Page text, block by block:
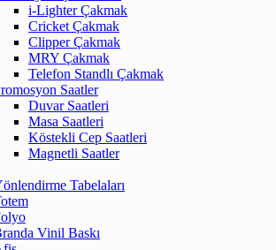
i-Lighter Çakmak
Cricket Çakmak
Clipper Çakmak
MRY Çakmak
Telefon Standlı Çakmak
Saatler
Duvar Saatleri
Masa Saatleri
Köstekli Cep Saatleri
Magnetli Saatler
Tabelaları
Vinil Baskı